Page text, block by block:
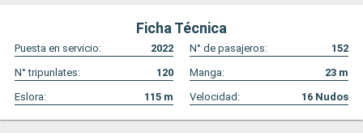
Ficha Técnica
Puesta en servicio: 2022 N° de pasajeros:
152
N° tripunlates:
120 Manga: 23 m
Eslora:
115 m Velocidad: 16 Nudos